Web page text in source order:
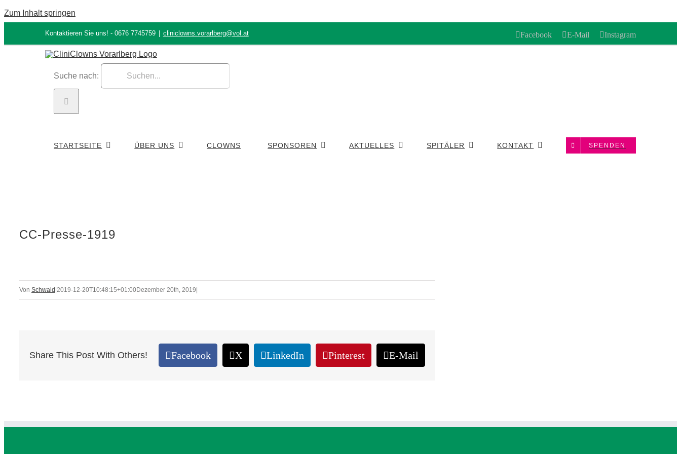
Zum Inhalt springen
Kontaktieren Sie uns! - 0676 7745759 cliniclowns.vorarlberg@vol.at Facebook E-Mail Instagram
Suche nach:
STARTSEITE ÜBER UNS CLOWNS SPONSOREN AKTUELLES SPITÄLER KONTAKT SPENDEN
CC-Presse-1919
Von Schwald 2019-12-20T10:48:15+01:00Dezember 20th, 2019
Share This Post With Others! Facebook X LinkedIn Pinterest E-Mail